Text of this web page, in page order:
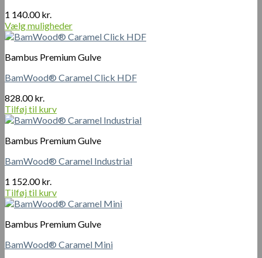
1 140.00kr.
Vælg muligheder
Dette
har
varianter.
kan
vælges
på
varesiden
Bambus Premium Gulve
BamWood® Caramel Click HDF
828.00kr.
Tilføj til kurv
Bambus Premium Gulve
BamWood® Caramel Industrial
1 152.00kr.
Tilføj til kurv
Bambus Premium Gulve
BamWood® Caramel Mini